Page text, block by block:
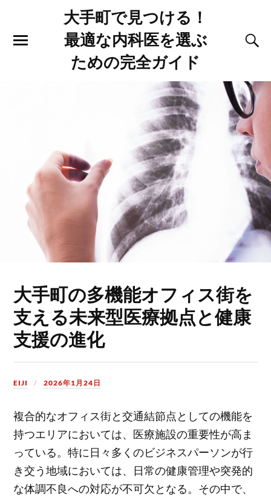
大手町で見つける！
最適な内科医を選ぶ
ための完全ガイド
大手町の多機能オフィス街を
支える未来型医療拠点と健康
支援の進化
EIJI 2026年1月24日
複合的なオフィス街と交通結節点としての機能を
持つエリアにおいては、医療施設の重要性が高ま
っている。特に日々多くのビジネスパーソンが行
き交う地域においては、日常の健康管理や突発的
な体調不良への対応が不可欠となる。その中で、